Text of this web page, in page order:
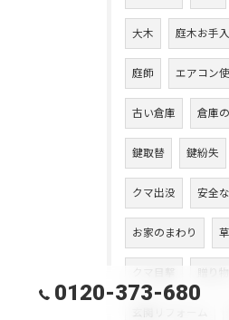
大木 庭木お手
庭師 エアコン
古い倉庫 倉庫
鍵取替 鍵紛失
クマ出没 安全
お家のまわり
0120-373-680